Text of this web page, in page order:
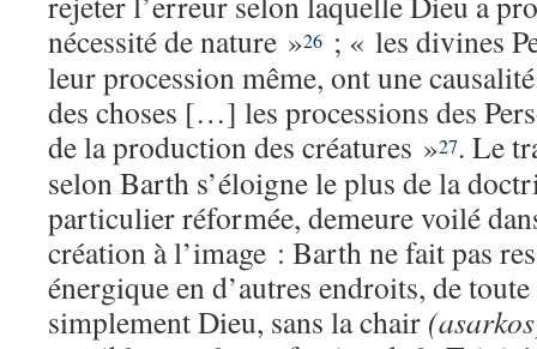
nécessité de nature »26 ; « les divines
leur procession même, ont une
des choses […] les processions des
de la production des créatures »27. Le
selon Barth s’éloigne le plus de la
particulier réformée, demeure voilé
création à l’image : Barth ne fait pas
énergique en d’autres endroits, de
simplement Dieu, sans la chair